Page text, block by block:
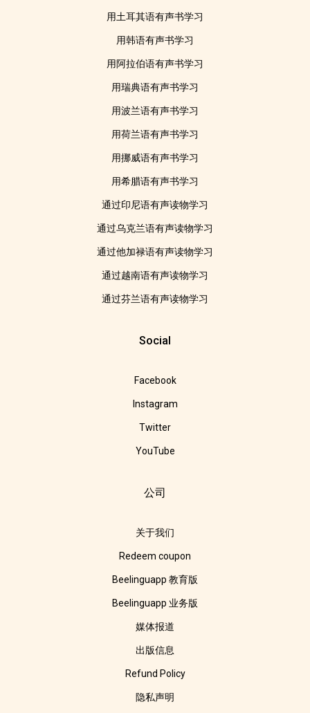
用土耳其语有声书学习
用韩语有声书学习
用阿拉伯语有声书学习
用瑞典语有声书学习
用波兰语有声书学习
用荷兰语有声书学习
用挪威语有声书学习
用希腊语有声书学习
通过印尼语有声读物学习
通过乌克兰语有声读物学习
通过他加禄语有声读物学习
通过越南语有声读物学习
通过芬兰语有声读物学习
Social
Facebook
Instagram
Twitter
YouTube
公司
关于我们
Redeem coupon
Beelinguapp 教育版
Beelinguapp 业务版
媒体报道
出版信息
Refund Policy
隐私声明